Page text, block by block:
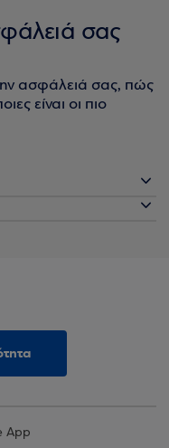
σας
ασφάλειά σας, πώς
είναι οι πιο
App